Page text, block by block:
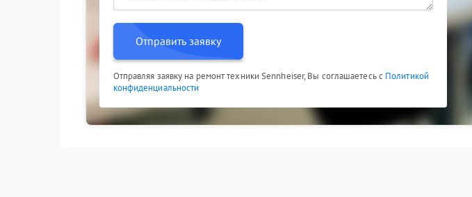
Отправить заявку
Отправляя заявку на ремонт техники Sennheiser, Вы соглашаетесь с Политикой
конфиденциальности